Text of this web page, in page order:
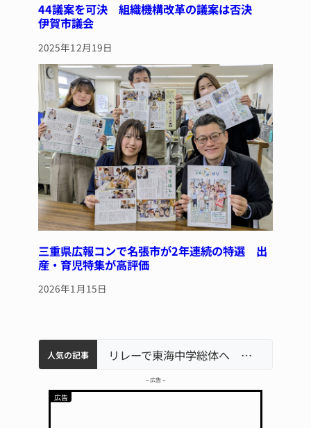
44議案を可決 組織機構改革の議案は否決
伊賀市議会
2025年12月19日
三重県広報コンで名張市が2年連続の特選 出
産・育児特集が高評価
2026年1月15日
人気の記事
中学校の陶壁モニュメント 地元建設会社がボランティアで清掃 伊賀名張市立病院のDMAT、熊本地震の被災地へ 能登以来3回目の派遣
【インターハイ⑨】ソフトテニス ミス減らし上位狙う 近大高専 リレーで東海中学総体へ 伊賀・名張
– 広告 –